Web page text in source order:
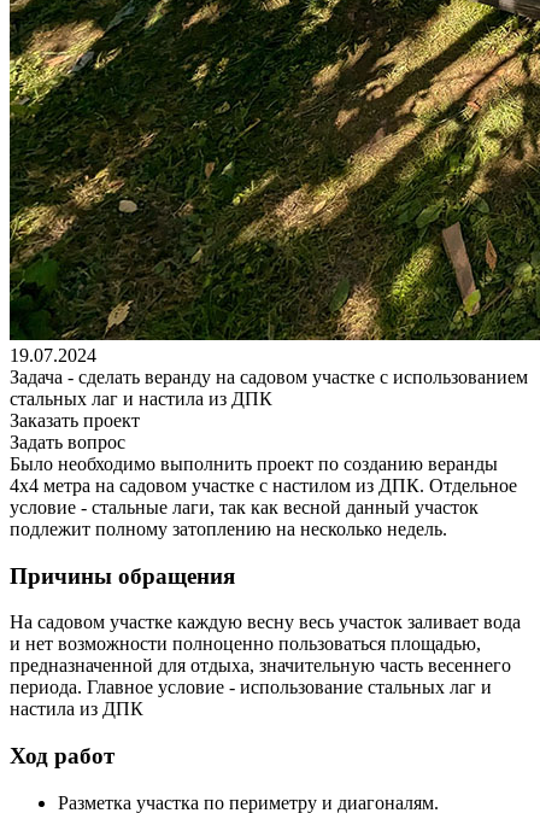
19.07.2024
Задача - сделать веранду на садовом участке с использованием
стальных лаг и настила из ДПК
Заказать проект
Задать вопрос
Было необходимо выполнить проект по созданию веранды
4х4 метра на садовом участке с настилом из ДПК. Отдельное
условие - стальные лаги, так как весной данный участок
подлежит полному затоплению на несколько недель.
Причины обращения
На садовом участке каждую весну весь участок заливает вода
и нет возможности полноценно пользоваться площадью,
предназначенной для отдыха, значительную часть весеннего
периода. Главное условие - использование стальных лаг и
настила из ДПК
Ход работ
Разметка участка по периметру и диагоналям.